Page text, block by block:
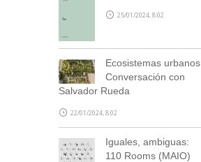
25/01/2024, 8:02
Ecosistemas urbanos.
Conversación con
Salvador Rueda
22/01/2024, 8:02
Iguales, ambiguas:
110 Rooms (MAIO)